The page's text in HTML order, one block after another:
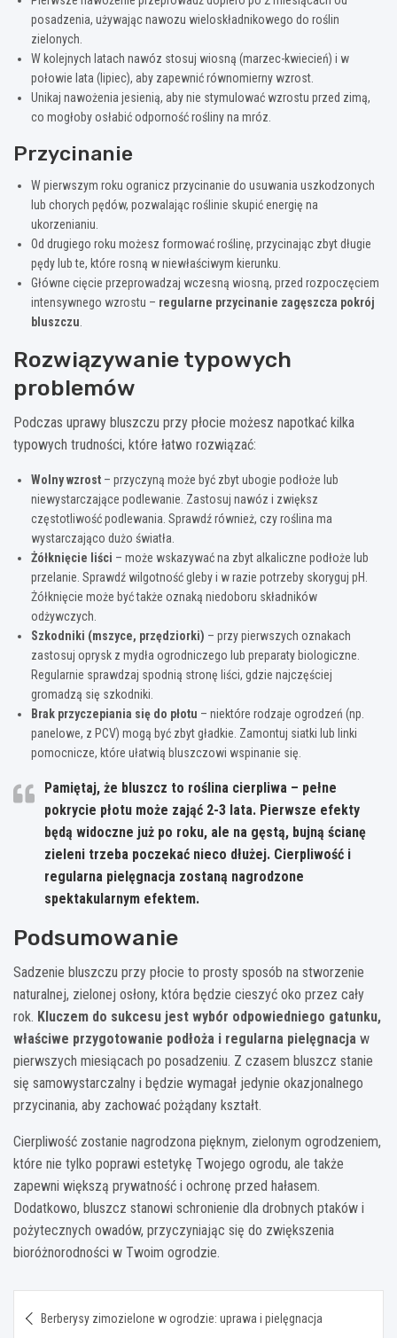
posadzenia, używając nawozu wieloskładnikowego do roślin
zielonych.
W kolejnych latach nawóz stosuj wiosną (marzec-kwiecień) i w
połowie lata (lipiec), aby zapewnić równomierny wzrost.
Unikaj nawożenia jesienią, aby nie stymulować wzrostu przed zimą,
co mogłoby osłabić odporność rośliny na mróz.
Przycinanie
W pierwszym roku ogranicz przycinanie do usuwania uszkodzonych
lub chorych pędów, pozwalając roślinie skupić energię na
ukorzenianiu.
Od drugiego roku możesz formować roślinę, przycinając zbyt długie
pędy lub te, które rosną w niewłaściwym kierunku.
Główne cięcie przeprowadzaj wczesną wiosną, przed rozpoczęciem
intensywnego wzrostu – regularne przycinanie zagęszcza pokrój
bluszczu
Rozwiązywanie typowych
problemów
Podczas uprawy bluszczu przy płocie możesz napotkać kilka
typowych trudności, które łatwo rozwiązać:
Wolny wzrost – przyczyną może być zbyt ubogie podłoże lub
niewystarczające podlewanie. Zastosuj nawóz i zwiększ
częstotliwość podlewania. Sprawdź również, czy roślina ma
wystarczająco dużo światła.
Żółknięcie liści – może wskazywać na zbyt alkaliczne podłoże lub
przelanie. Sprawdź wilgotność gleby i w razie potrzeby skoryguj pH.
Żółknięcie może być także oznaką niedoboru składników
odżywczych.
Szkodniki (mszyce, przędziorki) – przy pierwszych oznakach
zastosuj oprysk z mydła ogrodniczego lub preparaty biologiczne.
Regularnie sprawdzaj spodnią stronę liści, gdzie najczęściej
gromadzą się szkodniki.
Brak przyczepiania się do płotu – niektóre rodzaje ogrodzeń (np.
panelowe, z PCV) mogą być zbyt gładkie. Zamontuj siatki lub linki
pomocnicze, które ułatwią bluszczowi wspinanie się.
Pamiętaj, że bluszcz to roślina cierpliwa – pełne
pokrycie płotu może zająć 2-3 lata. Pierwsze efekty
będą widoczne już po roku, ale na gęstą, bujną ścianę
zieleni trzeba poczekać nieco dłużej. Cierpliwość i
regularna pielęgnacja zostaną nagrodzone
spektakularnym efektem.
Podsumowanie
Sadzenie bluszczu przy płocie to prosty sposób na stworzenie
naturalnej, zielonej osłony, która będzie cieszyć oko przez cały
rok. Kluczem do sukcesu jest wybór odpowiedniego gatunku,
właściwe przygotowanie podłoża i regularna pielęgnacja w
pierwszych miesiącach po posadzeniu. Z czasem bluszcz stanie
się samowystarczalny i będzie wymagał jedynie okazjonalnego
przycinania, aby zachować pożądany kształt.
Cierpliwość zostanie nagrodzona pięknym, zielonym ogrodzeniem,
które nie tylko poprawi estetykę Twojego ogrodu, ale także
zapewni większą prywatność i ochronę przed hałasem.
Dodatkowo, bluszcz stanowi schronienie dla drobnych ptaków i
pożytecznych owadów, przyczyniając się do zwiększenia
bioróżnorodności w Twoim ogrodzie.
wpisu
Berberysy zimozielone w ogrodzie: uprawa i pielęgnacja